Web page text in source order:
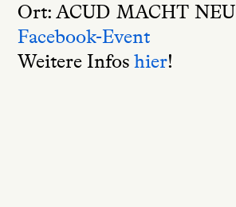
Ort: ACUD MACHT NEU
Facebook-Event
Weitere Infoshier!